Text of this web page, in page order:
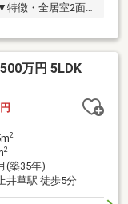
徴・全居室2面採
に収納を確保・季
コニーを設置・陽
・食洗機・TVモ
草駅前店 徒歩5分
お問い合わせく
万円 5LDK
2
2
(築35年)
井草駅 徒歩5分